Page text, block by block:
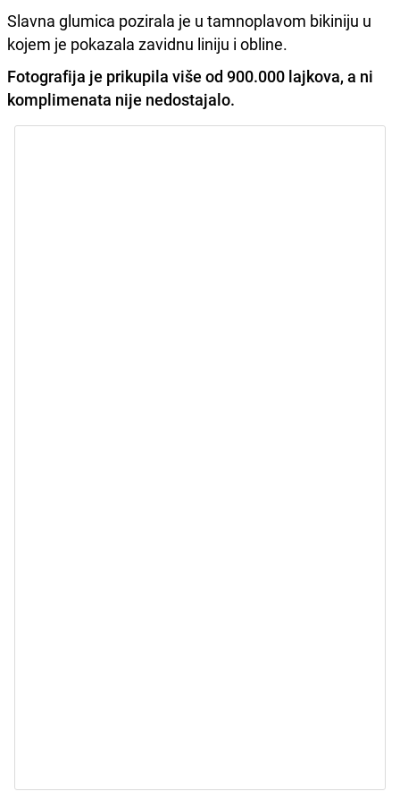
Slavna glumica pozirala je u tamnoplavom bikiniju u
kojem je pokazala zavidnu liniju i obline.
Fotografija je prikupila više od 900.000 lajkova, a ni
komplimenata nije nedostajalo.